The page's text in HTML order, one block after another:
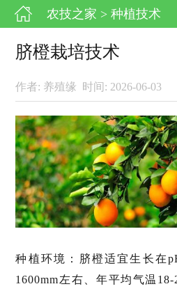
农技之家 > 种植技术
脐橙栽培技术
作者: 养殖缘 时间: 2026-06-03
种植环境：脐橙适宜生长在
1600mm左右、年平均气温